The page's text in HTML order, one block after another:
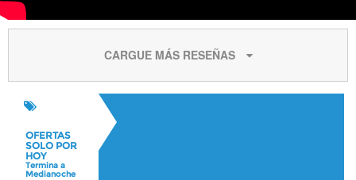
CARGUE MÁS RESEÑAS
OFERTAS
SOLO POR
HOY
Termina a
Medianoche